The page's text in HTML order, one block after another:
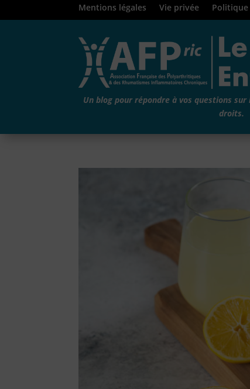
Mentions légales Vie privée Politique
Un blog pour répondre à vos questions
droits.